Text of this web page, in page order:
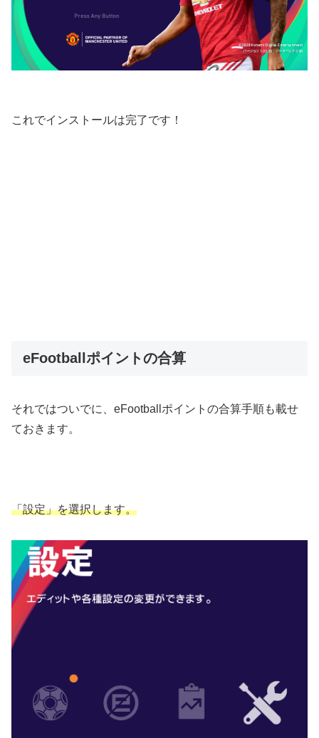
これでインストールは完了です！
eFootballポイントの合算
それではついでに、eFootballポイントの合算手順も載せ
ておきます。
「設定」を選択します。